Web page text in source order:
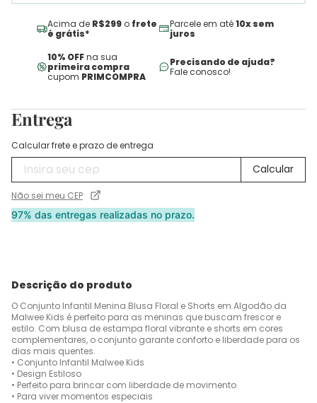
Acima de R$299 o frete
é grátis*
Parcele em até10x sem
juros
10% OFFna sua
primeira compra
cupom PRIMCOMPRA
Precisando de ajuda?
Fale conosco!
Entrega
Calcular frete e prazo de entrega
Não sei meu CEP
97% das entregas realizadas no prazo.
Descrição do produto
O Conjunto Infantil Menina Blusa Floral e Shorts em Algodão da
Malwee Kids é perfeito para as meninas que buscam frescor e
estilo. Com blusa de estampa floral vibrante e shorts em cores
complementares, o conjunto garante conforto e liberdade para os
dias mais quentes.
• Conjunto Infantil Malwee Kids
• Design Estiloso
• Perfeito para brincar com liberdade de movimento
• Para viver momentos especiais